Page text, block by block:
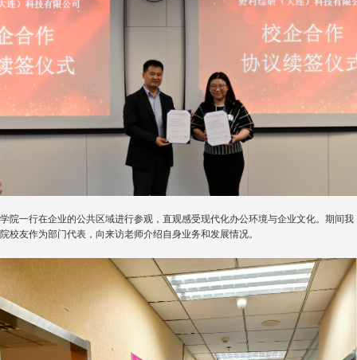
学院一行在企业的公共区域进行参观，直观感受现代化办公环境与企业文化。期间我
院校友作为部门代表，向来访老师介绍自身业务和发展情况。